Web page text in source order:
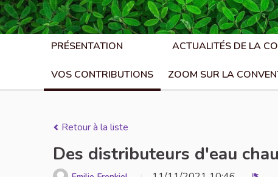
PRÉSENTATION ACTUALITÉS DE LA
VOS CONTRIBUTIONS ZOOM SUR LA
Retour à la liste
Des distributeurs d'eau